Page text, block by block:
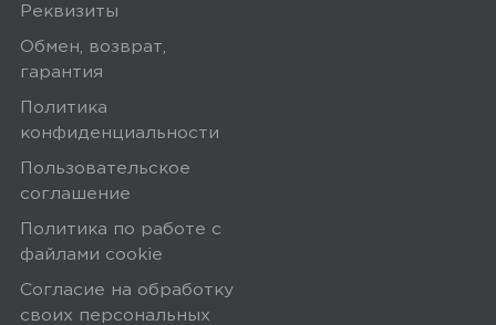
Реквизиты
Обмен, возврат,
гарантия
Политика
конфиденциальности
Пользовательское
соглашение
Политика по работе с
файлами сookie
Согласие на обработку
своих персональных